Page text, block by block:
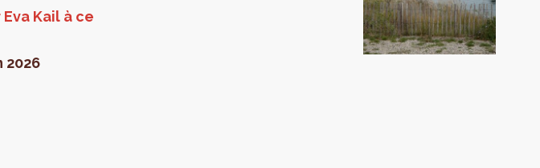
Kail à ce
2026